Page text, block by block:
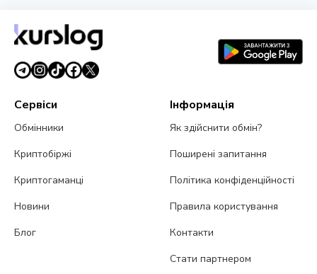
Сервіси
Обмінники
Криптобіржі
Криптогаманці
Новини
Блог
Інформація
Як здійснити обмін?
Поширені запитання
Політика конфіденційності
Правила користування
Контакти
Стати партнером